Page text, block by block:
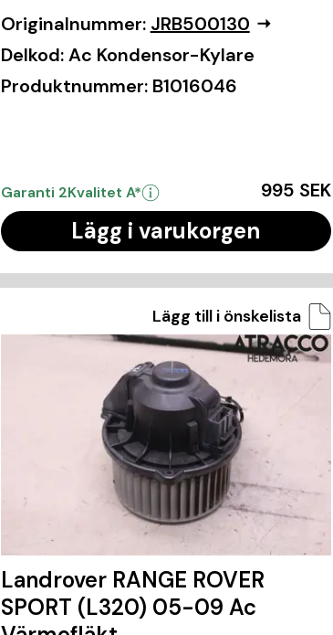
Originalnummer: JRB500130
Delkod: Ac Kondensor-Kylare
Produktnummer: B1016046
Garanti 2Kvalitet A* 995 SEK
Lägg i varukorgen
Lägg till i önskelista
Landrover RANGE ROVER
SPORT (L320) 05-09 Ac